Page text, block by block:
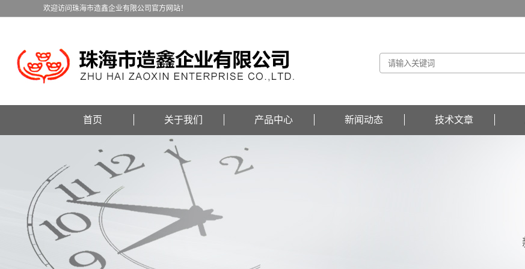
欢迎访问珠海市造鑫企业有限公司官方网站！
首页 关于我们 产品中心 新闻动态 技术文章